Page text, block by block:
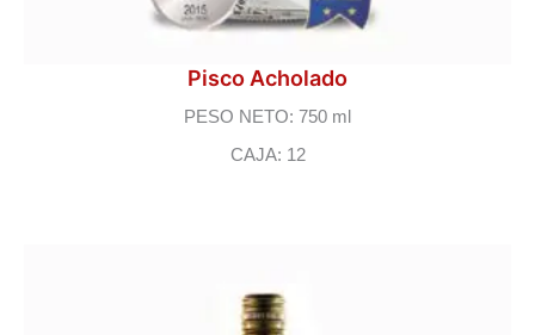
Pisco Acholado
PESO NETO: 750 ml
CAJA: 12